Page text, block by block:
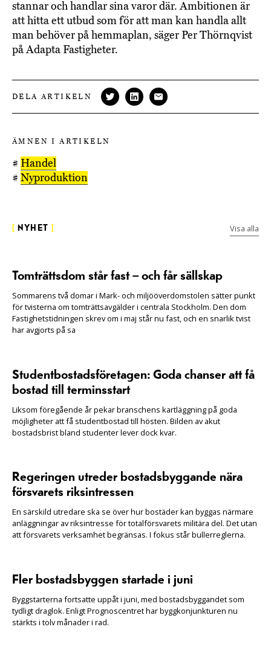
stannar och handlar sina varor där. Ambitionen är
att hitta ett utbud som för att man kan handla allt
man behöver på hemmaplan, säger Per Thörnqvist
på Adapta Fastigheter.
DELA ARTIKELN
ÄMNEN I ARTIKELN
# Handel
# Nyproduktion
NYHET Visa alla
Tomträttsdom står fast – och får sällskap
Sommarens två domar i Mark- och miljööverdomstolen sätter punkt
för tvisterna om tomträttsavgälder i centrala Stockholm. Den dom
Fastighetstidningen skrev om i maj står nu fast, och en snarlik tvist
har avgjorts på sa
Studentbostadsföretagen: Goda chanser att få
bostad till terminsstart
Liksom föregående år pekar branschens kartläggning på goda
möjligheter att få studentbostad till hösten. Bilden av akut
bostadsbrist bland studenter lever dock kvar.
Regeringen utreder bostadsbyggande nära
försvarets riksintressen
En särskild utredare ska se över hur bostäder kan byggas närmare
anläggningar av riksintresse för totalförsvarets militära del. Det utan
att försvarets verksamhet begränsas. I fokus står bullerreglerna.
Fler bostadsbyggen startade i juni
Byggstarterna fortsatte uppåt i juni, med bostadsbyggandet som
tydligt draglok. Enligt Prognoscentret har byggkonjunkturen nu
stärkts i tolv månader i rad.